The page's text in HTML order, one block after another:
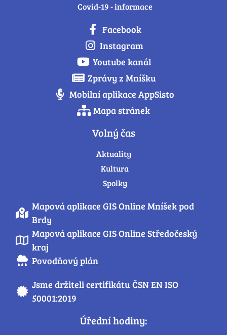
Covid-19 - informace
Facebook
Instagram
Youtube kanál
Zprávy z Mníšku
Mobilní aplikace AppSisto
Mapa stránek
Volný čas
Aktuality
Kultura
Spolky
Mapová aplikace GIS Online Mníšek pod
Brdy
Mapová aplikace GIS Online Středočeský
kraj
Povodňový plán
Jsme držiteli certifikátu ČSN EN ISO
50001:2019
Úřední hodiny: